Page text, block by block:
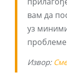
вам да
уз
Извор: